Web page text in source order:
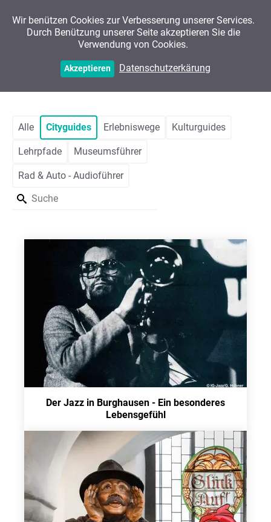
Projekte
Alle Cityguides Erlebniswege Kulturguides
Lehrpfade Museumsführer
Rad & Auto - Audioführer
Der Jazz in Burghausen - Ein besonderes
Lebensgefühl
Wir benützen Cookies zur Verbesserung unserer Services.
Durch Benützung unserer Seite akzeptieren Sie die
Verwendung von Cookies.
Akzeptieren Datenschutzerkärung